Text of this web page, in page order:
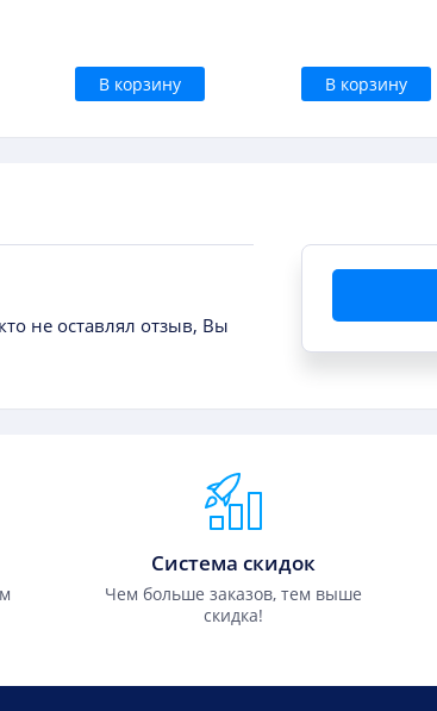
В корзину В корзину
не оставлял отзыв, Вы
Система скидок
Чем больше заказов, тем выше
скидка!